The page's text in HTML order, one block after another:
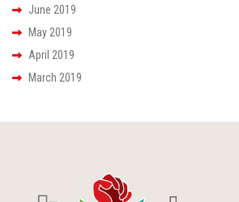
June 2019
May 2019
April 2019
March 2019